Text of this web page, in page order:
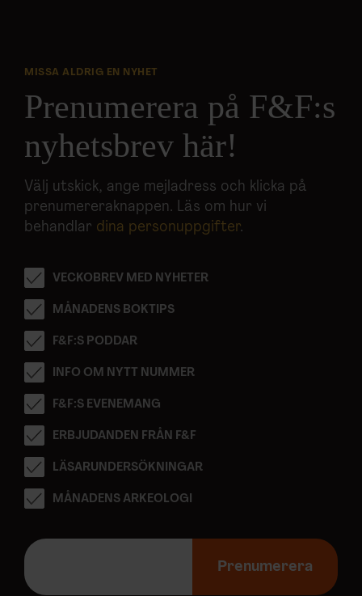
MISSA ALDRIG EN NYHET
Prenumerera på F&F:s
nyhetsbrev här!
Välj utskick, ange mejladress och klicka på
prenumereraknappen. Läs om hur vi
behandlar dina personuppgifter.
VECKOBREV MED NYHETER
MÅNADENS BOKTIPS
F&F:S PODDAR
INFO OM NYTT NUMMER
F&F:S EVENEMANG
ERBJUDANDEN FRÅN F&F
LÄSARUNDERSÖKNINGAR
MÅNADENS ARKEOLOGI
E
p
Prenumerera